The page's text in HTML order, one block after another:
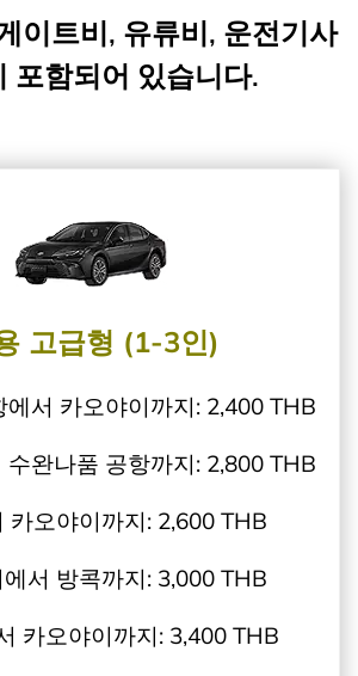
이트비, 유류비, 운전기사
포함되어 있습니다.
고급형 (1-3인)
에서 카오야이까지: 2,400 THB
수완나품 공항까지: 2,800 THB
카오야이까지: 2,600 THB
서 방콕까지: 3,000 THB
카오야이까지: 3,400 THB